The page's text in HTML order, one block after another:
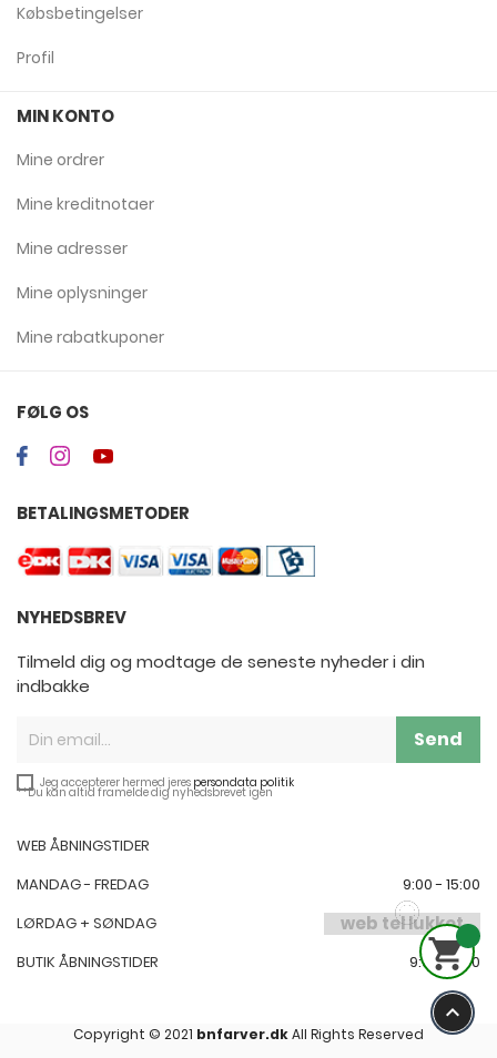
Købsbetingelser
Profil
MIN KONTO
Mine ordrer
Mine kreditnotaer
Mine adresser
Mine oplysninger
Mine rabatkuponer
FØLG OS
BETALINGSMETODER
NYHEDSBREV
Tilmeld dig og modtage de seneste nyheder i din
indbakke
Send
Jeg accepterer hermed jeres persondata politik
**Du kan altid framelde dig nyhedsbrevet igen
WEB ÅBNINGSTIDER
MANDAG - FREDAG
9:00 - 15:00
LØRDAG + SØNDAG
web tel lukket
BUTIK ÅBNINGSTIDER 9:00-17:00
Copyright © 2021 bnfarver.dkAll Rights Reserved
keyboard_arrow_up
